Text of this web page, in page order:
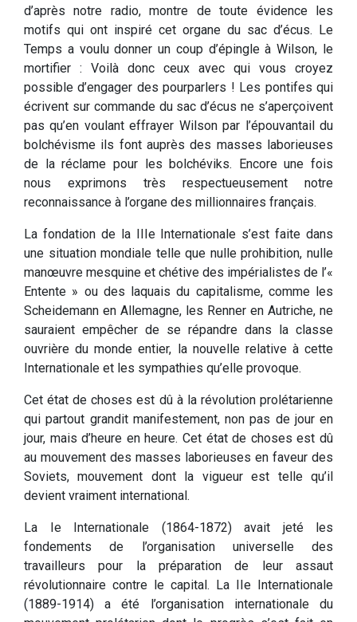
d’après notre radio, montre de toute évidence les
motifs qui ont inspiré cet organe du sac d’écus. Le
Temps a voulu donner un coup d’épingle à Wilson, le
mortifier : Voilà donc ceux avec qui vous croyez
possible d’engager des pourparlers ! Les pontifes qui
écrivent sur commande du sac d’écus ne s’aperçoivent
pas qu’en voulant effrayer Wilson par l’épouvantail du
bolchévisme ils font auprès des masses laborieuses
de la réclame pour les bolchéviks. Encore une fois
nous exprimons très respectueusement notre
reconnaissance à l’organe des millionnaires français.
La fondation de la IIIe Internationale s’est faite dans
une situation mondiale telle que nulle prohibition, nulle
manœuvre mesquine et chétive des impérialistes de l’«
Entente » ou des laquais du capitalisme, comme les
Scheidemann en Allemagne, les Renner en Autriche, ne
sauraient empêcher de se répandre dans la classe
ouvrière du monde entier, la nouvelle relative à cette
Internationale et les sympathies qu’elle provoque.
Cet état de choses est dû à la révolution prolétarienne
qui partout grandit manifestement, non pas de jour en
jour, mais d’heure en heure. Cet état de choses est dû
au mouvement des masses laborieuses en faveur des
Soviets, mouvement dont la vigueur est telle qu’il
devient vraiment international.
La Ie Internationale (1864-1872) avait jeté les
fondements de l’organisation universelle des
travailleurs pour la préparation de leur assaut
révolutionnaire contre le capital. La IIe Internationale
(1889-1914) a été l’organisation internationale du